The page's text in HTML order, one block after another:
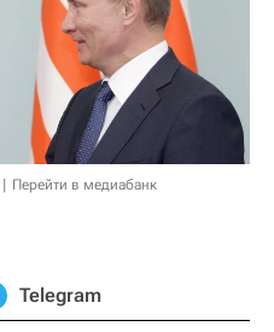
Перейти в медиабанк
Telegram